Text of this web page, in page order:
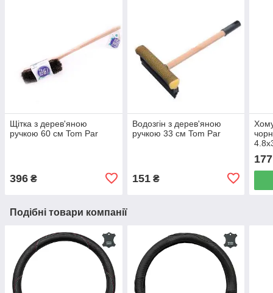
Щітка з дерев'яною
ручкою 60 см Tom Par
396 ₴
Водозгін з дерев'яною
ручкою 33 см Tom Par
151₴
177
Подібні товари компанії